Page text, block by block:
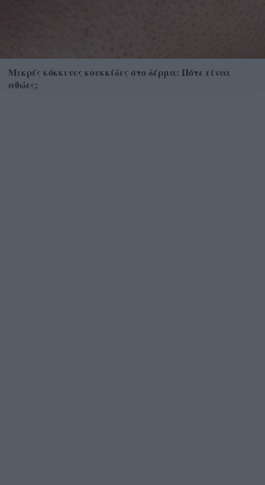
Μικρές κόκκινες κουκκίδες στο δέρμα: Πότε είναι
αθώες;